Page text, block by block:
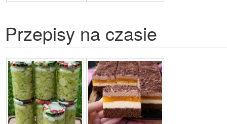
Przepisy na czasie